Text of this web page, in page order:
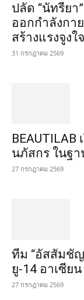
ปลัด “นัทรียา
ออกกำลังกา
สร้างแรงจูงใ
31 กรกฎาคม 2569
นภัสกร ในฐา
27 กรกฎาคม 2569
ทีม “อัสสัมชั
ยู-14 อาเซีย
27 กรกฎาคม 2569